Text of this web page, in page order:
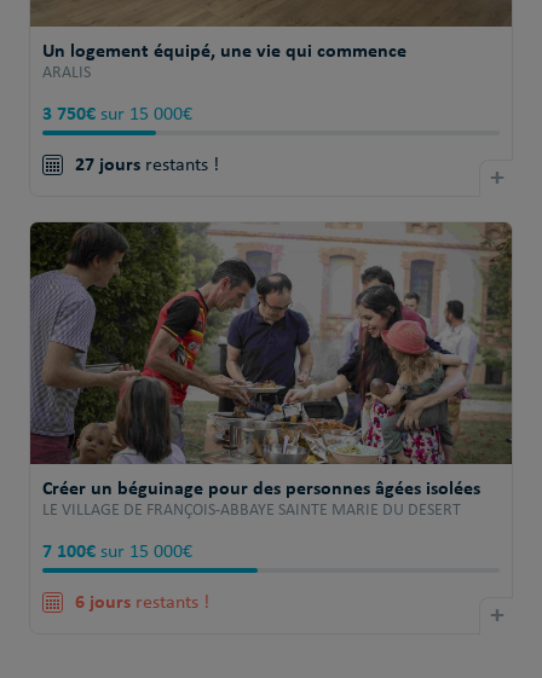
Un logement équipé, une vie qui commence
ARALIS
3 750€sur 15 000€
27 joursrestants ! +
Créer un béguinage pour des personnes âgées isolées
LE VILLAGE DE FRANÇOIS-ABBAYE SAINTE MARIE DU DESERT
7 100€sur 15 000€
6 joursrestants ! +